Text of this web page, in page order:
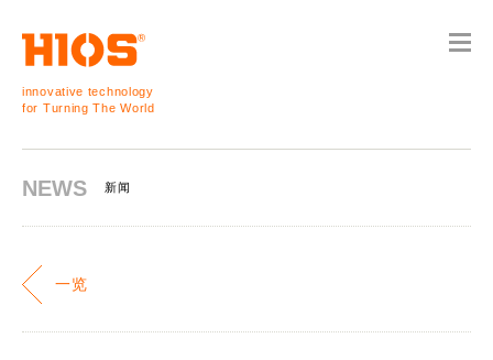
innovative technology
for Turning The World
NEWS 新闻
一览